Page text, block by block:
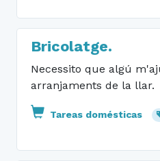
Bricolatge.
Necessito que algú
arranjaments de la llar.
Tareas domésticas